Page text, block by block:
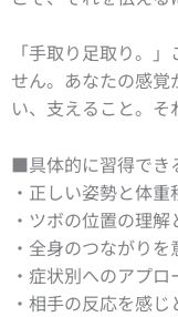
「手取り足取り。
せん。あなたの感
い、支えること。そ
■具体的に習得でき
・正しい姿勢と体
・ツボの位置の理
・全身のつながり
・症状別へのアプロ
・相手の反応を感